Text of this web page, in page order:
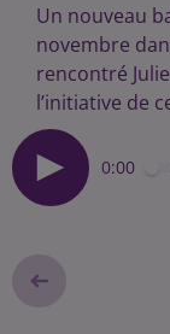
Un nouveau
novembre
rencontré
l’initiative de
0:00